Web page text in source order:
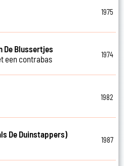
1975
De Blussertjes
een contrabas
1974
1982
De Duinstappers)
1987